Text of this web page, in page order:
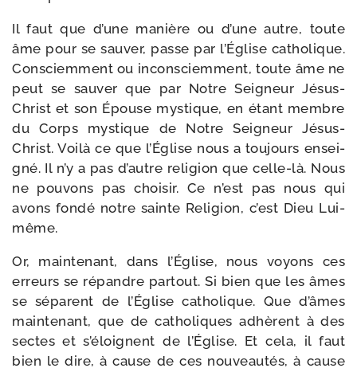
Il faut que d’une manière ou d’une autre, toute
âme pour se sau­ver, passe par l’Église catho­lique.
Consciemment ou incons­ciem­ment, toute âme ne
peut se sau­ver que par Notre Seigneur Jésus-​
Christ et son Épouse mys­tique, en étant membre
du Corps mys­tique de Notre Seigneur Jésus-​
Christ. Voilà ce que l’Église nous a tou­jours ensei­
gné. Il n’y a pas d’autre reli­gion que celle-​là. Nous
ne pou­vons pas choi­sir. Ce n’est pas nous qui
avons fon­dé notre sainte Religion, c’est Dieu Lui-
même.
Or, main­te­nant, dans l’Église, nous voyons ces
erreurs se répandre par­tout. Si bien que les âmes
se séparent de l’Église catho­lique. Que d’âmes
main­te­nant, que de catho­liques adhèrent à des
sectes et s’éloignent de l’Église. Et cela, il faut
bien le dire, à cause de ces nou­veau­tés, à cause